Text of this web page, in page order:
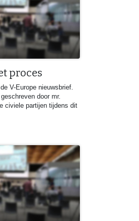
proces
V-Europe nieuwsbrief.
door mr.
civiele partijen tijdens dit